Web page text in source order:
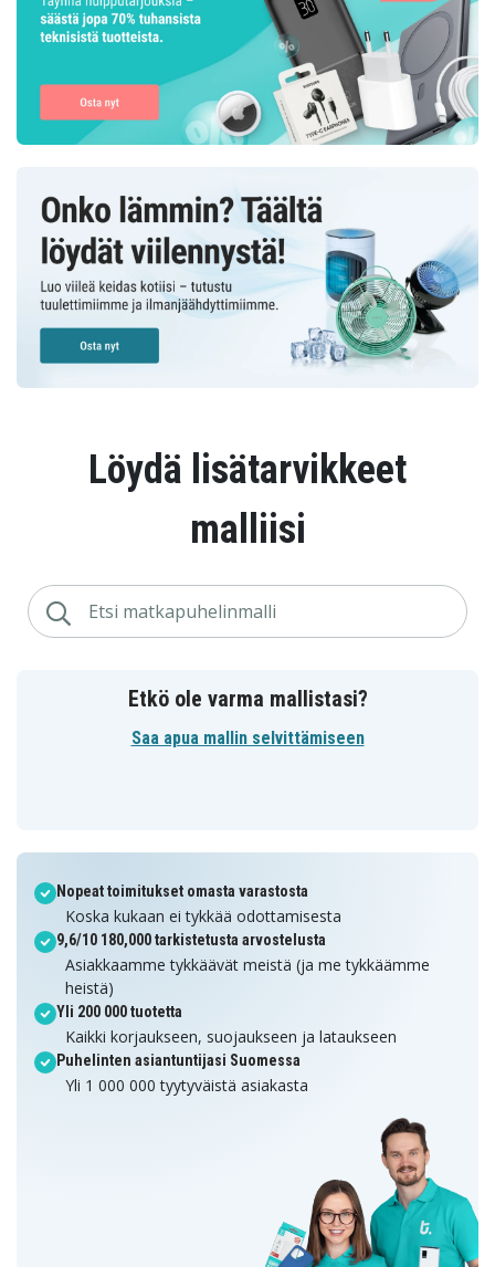
Löydä lisätarvikkeet
malliisi
Etkö ole varma mallistasi?
Saa apua mallin selvittämiseen
Nopeat toimitukset omasta varastosta
Koska kukaan ei tykkää odottamisesta
9,6/10 180,000 tarkistetusta arvostelusta
Asiakkaamme tykkäävät meistä (ja me tykkäämme
heistä)
Yli 200 000 tuotetta
Kaikki korjaukseen, suojaukseen ja lataukseen
Puhelinten asiantuntijasi Suomessa
Yli 1 000 000 tyytyväistä asiakasta